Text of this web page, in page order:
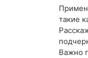
такие
Важно